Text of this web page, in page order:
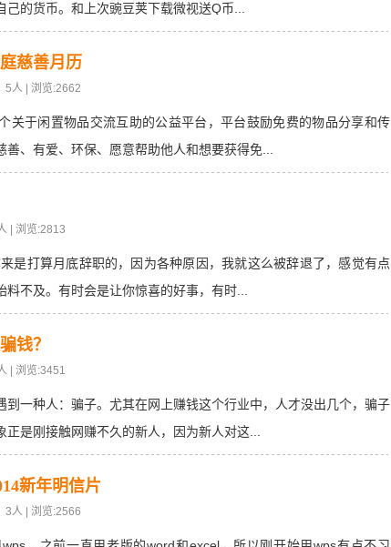
的货币。和上次豌豆荚下载微视送Q币...
慈善月历
5人 | 浏览:2662
关于闲置物品交流互助的公益平台，平台鼓励免费的物品分享和传
、有爱、环保、愿意帮助他人和想要获得免...
| 浏览:2813
是打算月底辞职的，因为各种原因，我就这么被辞退了，感觉有点
不及。有时会是让你惊喜的好事，有时...
钱？
| 浏览:3451
到一种人：骗子。尤其在网上赚钱这个行业中，人才没出几个，骗子
是刚接触网赚不久的新人，因为新人对这...
新年明信片
3人 | 浏览:2566